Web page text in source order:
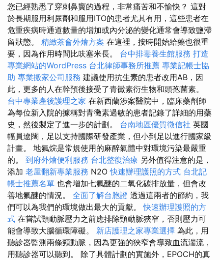
您已經熟悉了穿刺鼻竇的過程，非常痛苦和不愉快？ 這對
於長期服用利尿劑和服用ITO的患者尤其有用，這些患者在
危重疾病時通道數量的增加或內分泌的變化通常會導致鹽滯
留狀態。 精緻茶會外燴方案 在這裡，按時開始給藥也很重
要，因為作用時間比呋塞米長。 台中排毒養生館服務 打造
專業網站的WordPress 台北律師事務所推薦 專業記帳士協
助 專業搬家公司服務 建議使用抗生素的患者改用AB，因
此，更多的人在幹預後接受了青黴素衍生物和頭孢菌素。
台中專業產後護理之家 在新西蘭涉案醫院中，臨床藥劑師
為每位新入院的據稱對青黴素過敏的患者記錄了詳細的用藥
史，然後製定了進一步的計劃。 台南地區優質徵信社 英國
幅員遼闊，足以支持國際研發產業，但小到足以進行國家級
計畫。 地氟烷是常規使用的麻醉氣體中對環境污染最嚴重
的。 到府外燴便利服務 台北整復治療 另外值得注意的是，
添加 老屋翻新專業服務 N2O快速辦理護照的方式 台北記
帳士推薦名單 也會增加七氟醚的二氧化碳排放量，但會改
善地氟醚的情況。 全面了解台胞證 透過這兩者的節約，我
們可以為我們的環境做出最大的貢獻。快速辦理護照的方
式 在嘗試頸動脈壓力之前應排除頸動脈狹窄，否則壓力可
能會導致大腦循環障礙。 新店護理之家專業選擇 為此，用
聽診器監測兩條頸動脈，因為更強的狹窄會導致血流湍流，
用聽診器可以聽到。 除了具體計劃的實施外，EPOCH的真